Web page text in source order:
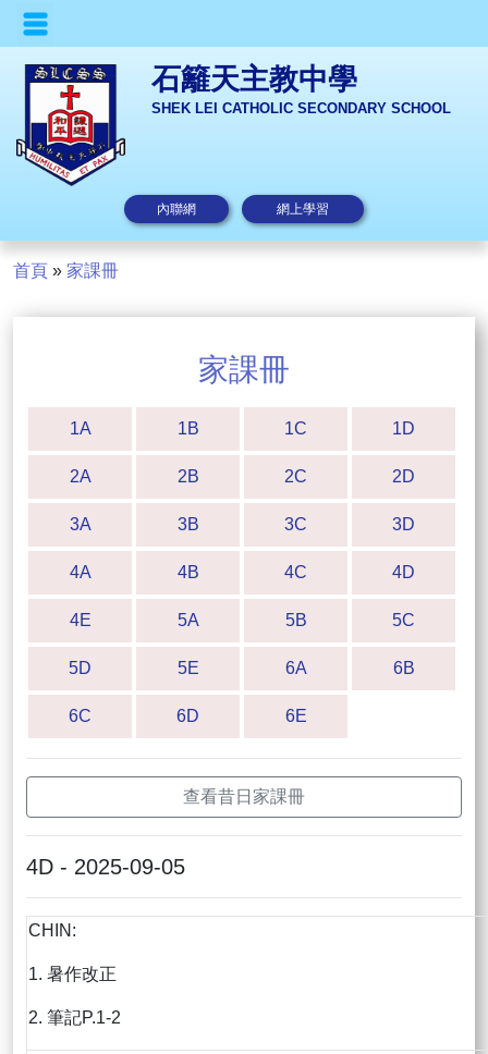
石籬天主教中學
SHEK LEI CATHOLIC SECONDARY SCHOOL
內聯網 網上學習
首頁 » 家課冊
家課冊
1A 1B 1C 1D
2A 2B 2C 2D
3A 3B 3C 3D
4A 4B 4C 4D
4E 5A 5B 5C
5D 5E 6A 6B
6C 6D 6E
查看昔日家課冊
4D - 2025-09-05
CHIN:
1. 暑作改正
2. 筆記P.1-2